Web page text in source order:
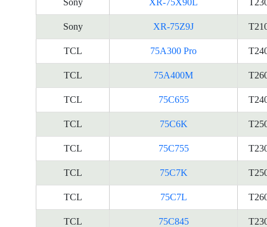
Sony XR-75X90L
Sony XR-75Z9J
TCL 75A300 Pro
TCL 75A400M
TCL 75C655
TCL 75C6K
TCL 75C755
TCL 75C7K
TCL 75C7L
TCL 75C845